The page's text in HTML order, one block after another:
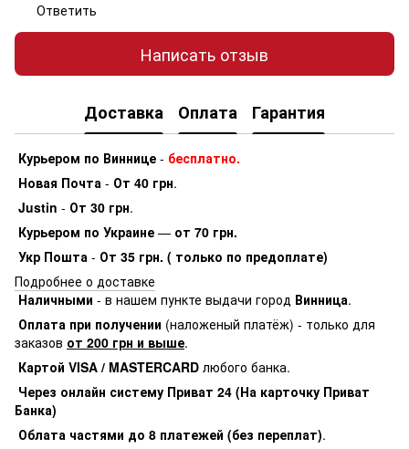
Ответить
Написать отзыв
Доставка Оплата Гарантия
Курьером по Виннице - бесплатно.
Новая Почта - От 40 грн.
Justin - От 30 грн.
Курьером по Украине — от 70 грн.
Укр Пошта - От 35 грн. ( только по предоплате)
Подробнее о доставке
Наличными - в нашем пункте выдачи город Винница.
Оплата при получении (наложеный платёж) - только для
заказов от 200 грн и выше.
Картой VISA / MASTERCARD любого банка.
Через онлайн систему Приват 24 (На карточку Приват
Банка)
Облата частями до 8 платежей (без переплат).